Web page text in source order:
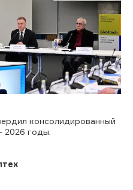
консолидированный
2026 годы.